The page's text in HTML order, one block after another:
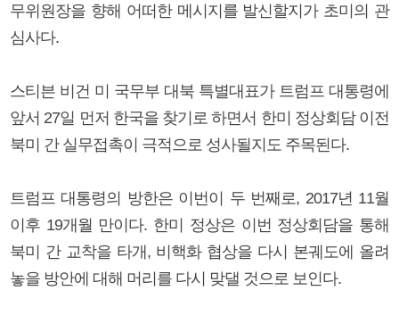
무위원장을 향해 어떠한 메시지를 발신할지가 초미의 관
심사다.
스티븐 비건 미 국무부 대북 특별대표가 트럼프 대통령에
앞서 27일 먼저 한국을 찾기로 하면서 한미 정상회담 이전
북미 간 실무접촉이 극적으로 성사될지도 주목된다.
트럼프 대통령의 방한은 이번이 두 번째로, 2017년 11월
이후 19개월 만이다. 한미 정상은 이번 정상회담을 통해
북미 간 교착을 타개, 비핵화 협상을 다시 본궤도에 올려
놓을 방안에 대해 머리를 다시 맞댈 것으로 보인다.